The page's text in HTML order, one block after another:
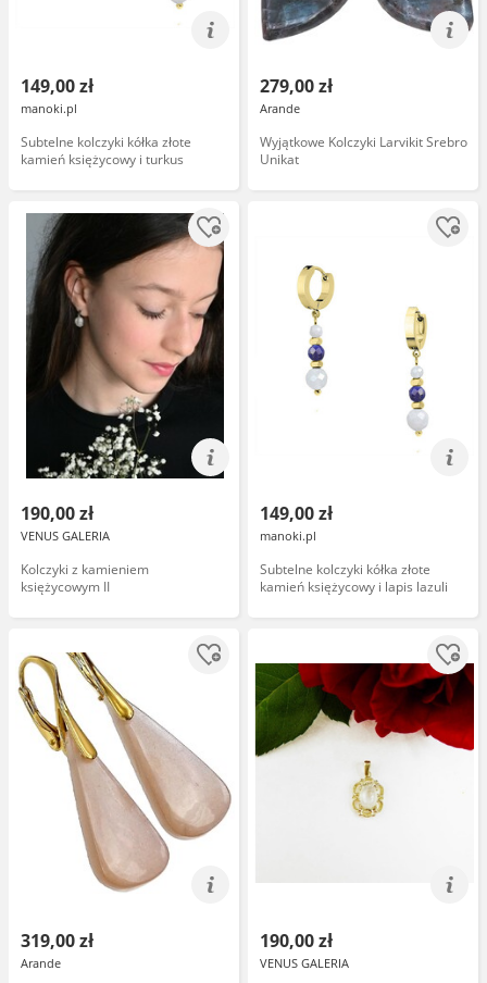
149,00 zł
manoki.pl
Subtelne kolczyki kółka złote
kamień księżycowy i turkus
279,00 zł
Arande
Wyjątkowe Kolczyki Larvikit Srebro
Unikat
190,00 zł
VENUS GALERIA
Kolczyki z kamieniem
księżycowym II
149,00 zł
manoki.pl
Subtelne kolczyki kółka złote
kamień księżycowy i lapis lazuli
319,00 zł
Arande
190,00 zł
VENUS GALERIA